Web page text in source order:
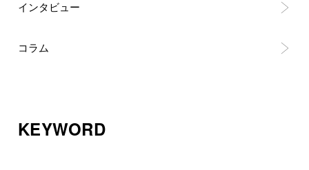
インタビュー
コラム
KEYWORD